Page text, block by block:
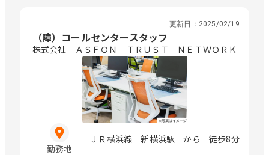
更新日： 2025/02/19
（障）コールセンタースタッフ
株式会社 ＡＳＦＯＮ ＴＲＵＳＴ ＮＥＴＷＯＲＫ
勤務地
ＪＲ横浜線 新横浜駅 から 徒歩8分